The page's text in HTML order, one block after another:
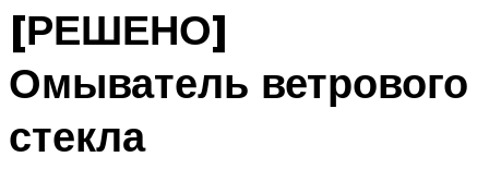
[РЕШЕНО]
Омыватель ветрового
стекла